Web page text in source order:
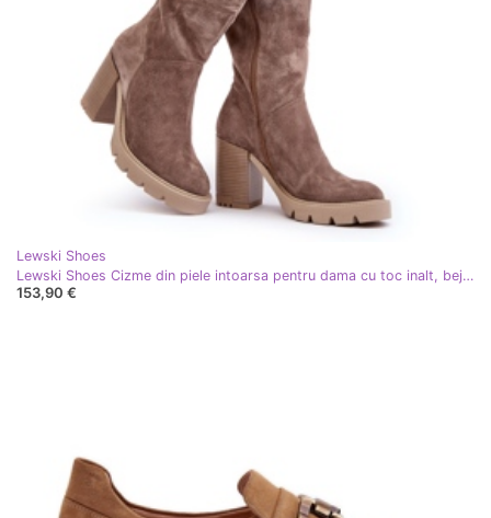
Lewski Shoes
Lewski Shoes Cizme din piele intoarsa pentru dama cu toc inalt, bej inchis, Lewski 3371
153,90 €